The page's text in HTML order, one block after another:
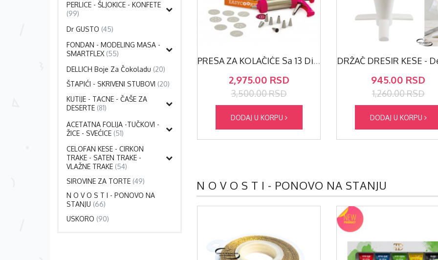
PERLICE - ŠLJOKICE - KONFETE
(99)
Dr GUSTO (45)
FONDAN - MODELING MASA -
SMARTFLEX (55)
DELLICH Boje Za Čokoladu (20)
ŠTAPIĆI - SKRIVENI STUBOVI (20)
KUTIJE - TACNE - ČAŠE ZA
DESERTE (81)
ACETATNA FOLIJA -TUČKOVI -
ŽICE - SVEĆICE (51)
CELOFAN KESE - CIRKON
TRAKE - SATEN TRAKE -
VLAŽNE TRAKE (54)
SIROVINE ZA TORTE (49)
N O V O S T I - PONOVO NA
STANJU (66)
USKORO (90)
320.00 RSD
400.00 RSD
PRESA ZA KOLAČIĆE Sa 13 Diskova I 8 Nastavaka -AKCIJA-
2,975.00 RSD
3,500.00 RSD
DODAJ U KORPU
945.00 RSD
1,260.00 RSD
DODAJ U KORPU
N O V O S T I - PONOVO NA STANJU